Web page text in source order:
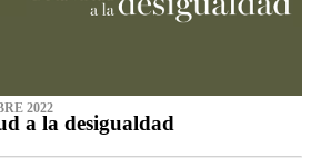
2022
a la desigualdad